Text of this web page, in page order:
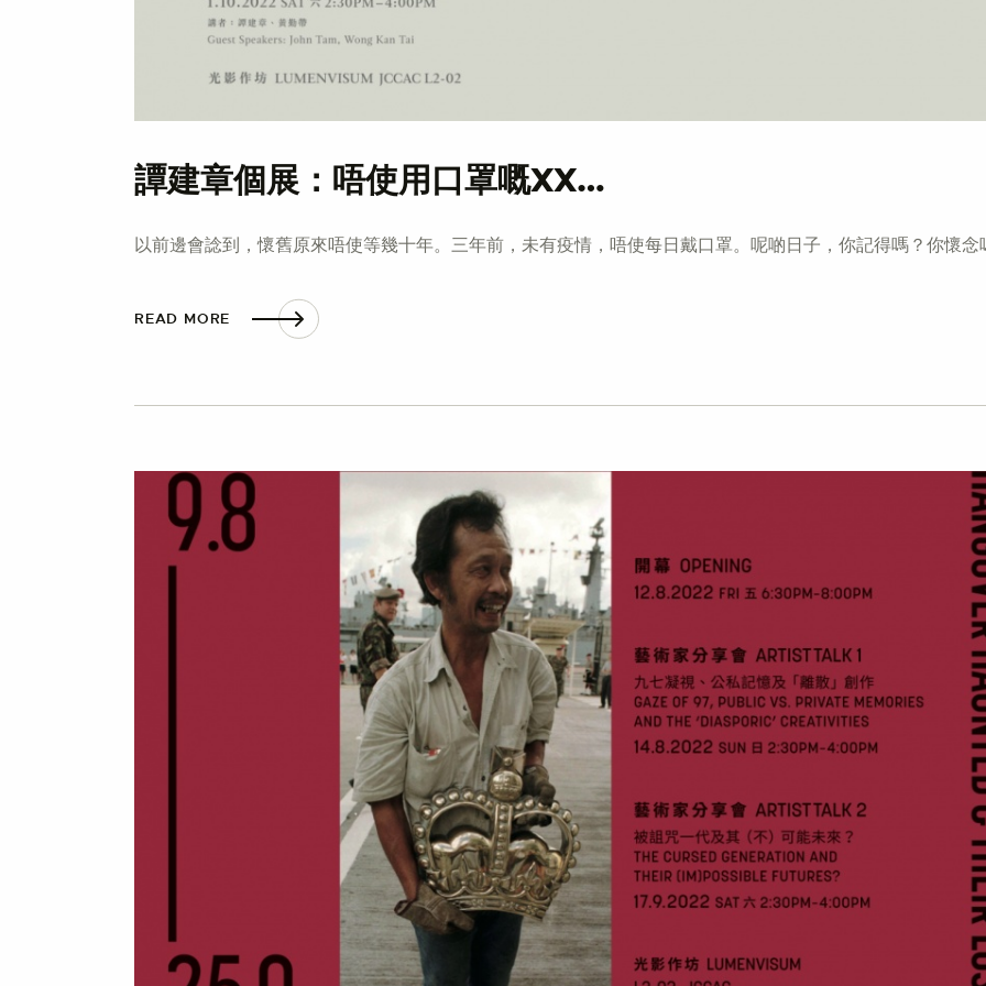
譚建章個展：唔使用口罩嘅XX…
以前邊會諗到，懷舊原來唔使等幾十年。三年前，未有疫情，唔使每日戴口罩。呢啲日子，你記得嗎？你懷念
READ MORE